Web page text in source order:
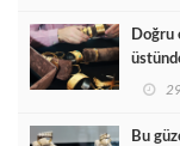
Doğru
Bu